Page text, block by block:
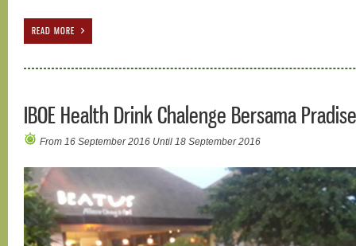
READ MORE
IBOE Health Drink Chalenge Bersama
From 16 September 2016 Until 18 September 2016